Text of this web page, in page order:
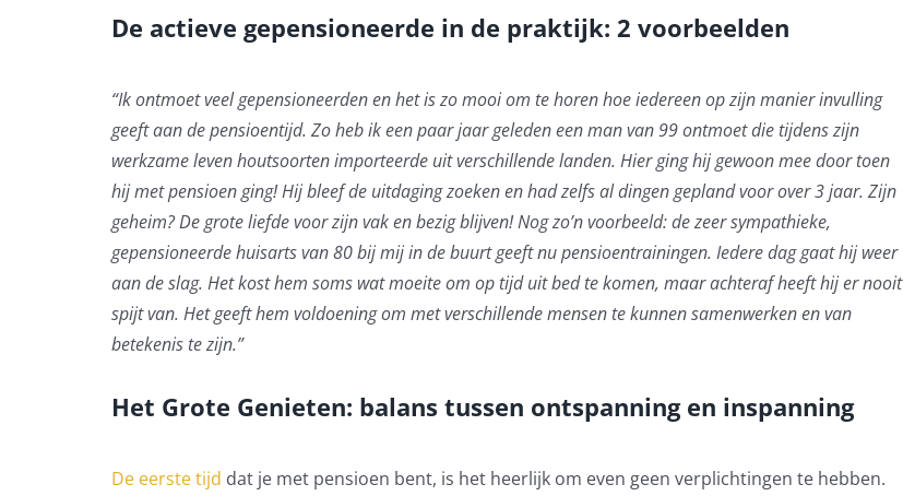
De actieve gepensioneerde in de praktijk: 2 voorbeelden
“Ik ontmoet veel gepensioneerden en het is zo mooi om te horen hoe iedereen op zijn manier invulling
geeft aan de pensioentijd. Zo heb ik een paar jaar geleden een man van 99 ontmoet die tijdens zijn
werkzame leven houtsoorten importeerde uit verschillende landen. Hier ging hij gewoon mee door toen
hij met pensioen ging! Hij bleef de uitdaging zoeken en had zelfs al dingen gepland voor over 3 jaar. Zijn
geheim? De grote liefde voor zijn vak en bezig blijven! Nog zo’n voorbeeld: de zeer sympathieke,
gepensioneerde huisarts van 80 bij mij in de buurt geeft nu pensioentrainingen. Iedere dag gaat hij weer
aan de slag. Het kost hem soms wat moeite om op tijd uit bed te komen, maar achteraf heeft hij er nooit
spijt van. Het geeft hem voldoening om met verschillende mensen te kunnen samenwerken en van
betekenis te zijn.”
Het Grote Genieten: balans tussen ontspanning en inspanning
De eerste tijd dat je met pensioen bent, is het heerlijk om even geen verplichtingen te hebben.